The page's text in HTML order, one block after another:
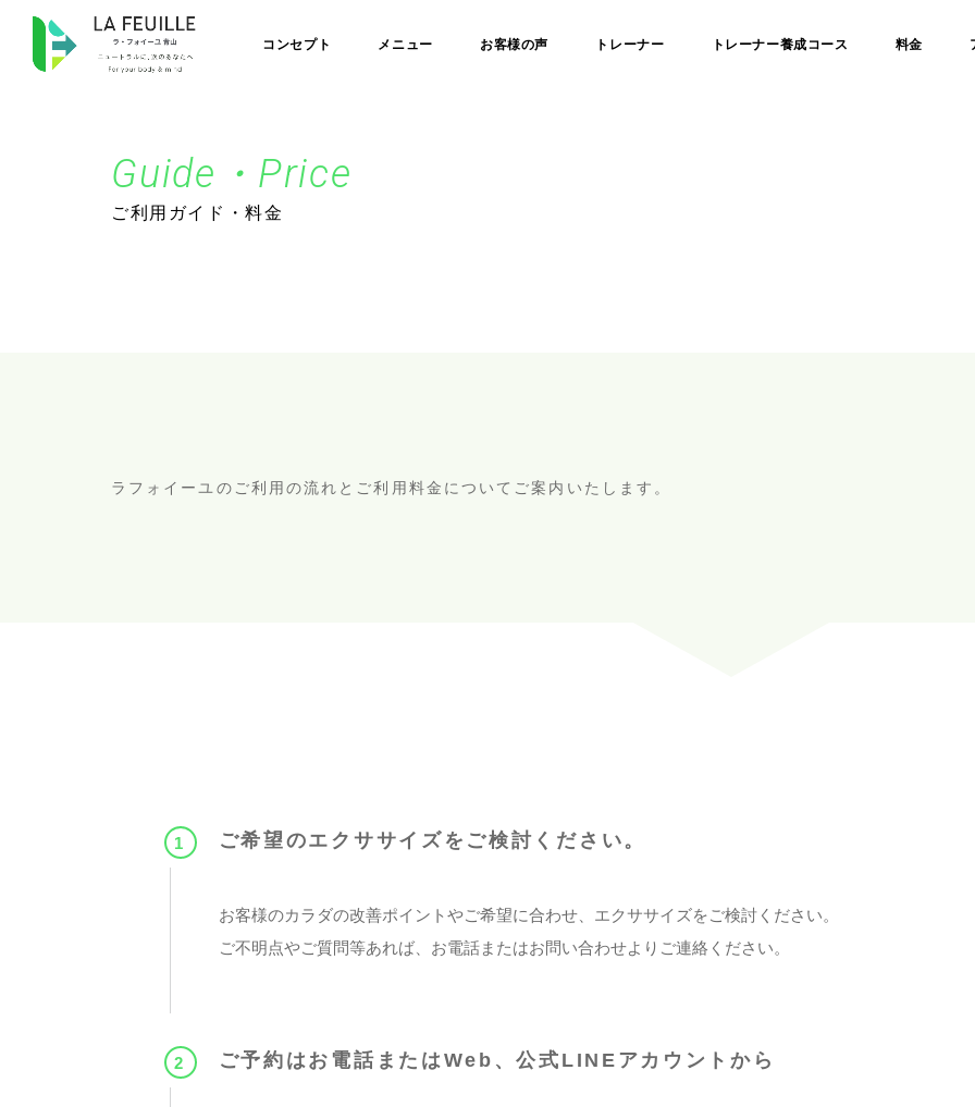
コンセプト メニュー お客様の声 トレーナー トレーナー養成コース 料金
Guide・Price
ご利用ガイド・料金
ラフォイーユのご利用の流れとご利用料金についてご案内いたします。
1 ご希望のエクササイズをご検討ください。
お客様のカラダの改善ポイントやご希望に合わせ、エクササイズをご検討ください。
ご不明点やご質問等あれば、お電話またはお問い合わせよりご連絡ください。
2 ご予約はお電話またはWeb、公式LINEアカウントから